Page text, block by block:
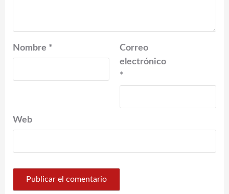
Nombre *
Correo
electrónico
*
Web